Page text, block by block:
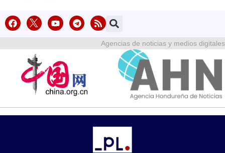
Agencias de noticias y medios digitales